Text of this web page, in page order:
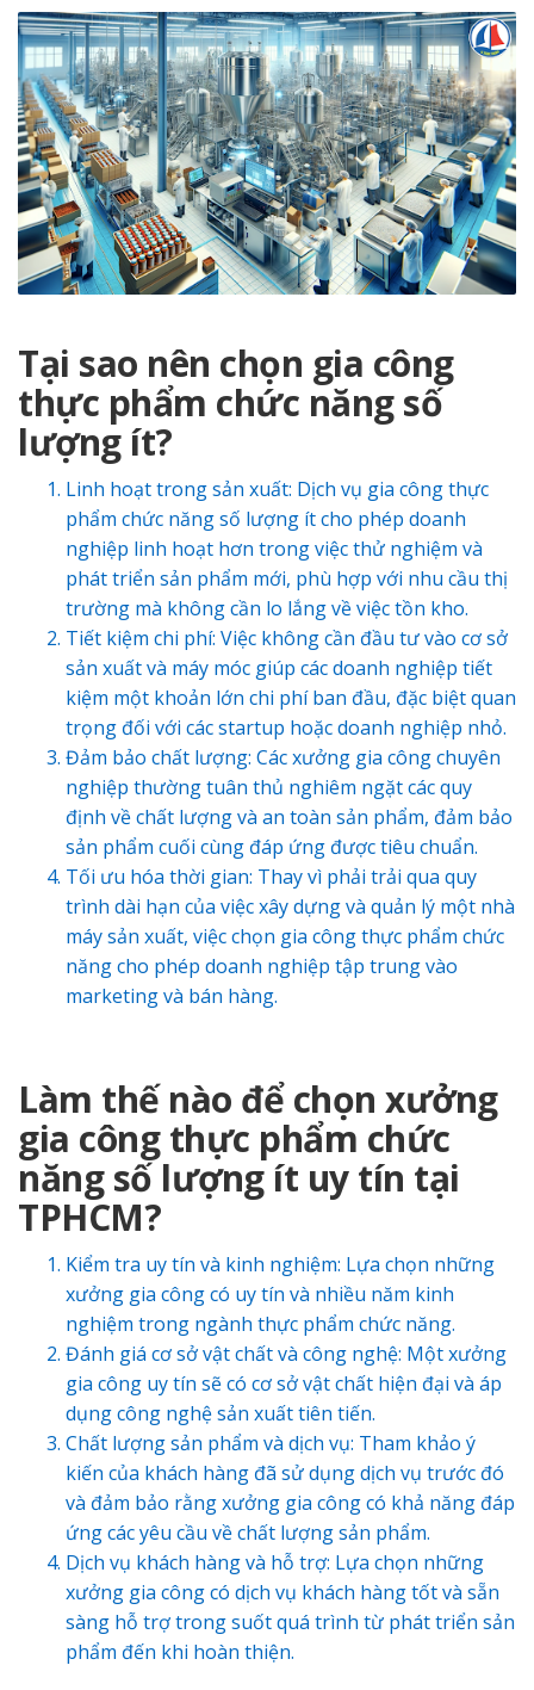
Tại sao nên chọn gia công
thực phẩm chức năng số
lượng ít?
Linh hoạt trong sản xuất: Dịch vụ gia công thực
phẩm chức năng số lượng ít cho phép doanh
nghiệp linh hoạt hơn trong việc thử nghiệm và
phát triển sản phẩm mới, phù hợp với nhu cầu thị
trường mà không cần lo lắng về việc tồn kho.
Tiết kiệm chi phí: Việc không cần đầu tư vào cơ sở
sản xuất và máy móc giúp các doanh nghiệp tiết
kiệm một khoản lớn chi phí ban đầu, đặc biệt quan
trọng đối với các startup hoặc doanh nghiệp nhỏ.
Đảm bảo chất lượng: Các xưởng gia công chuyên
nghiệp thường tuân thủ nghiêm ngặt các quy
định về chất lượng và an toàn sản phẩm, đảm bảo
sản phẩm cuối cùng đáp ứng được tiêu chuẩn.
Tối ưu hóa thời gian: Thay vì phải trải qua quy
trình dài hạn của việc xây dựng và quản lý một nhà
máy sản xuất, việc chọn gia công thực phẩm chức
năng cho phép doanh nghiệp tập trung vào
marketing và bán hàng.
Làm thế nào để chọn xưởng
gia công thực phẩm chức
năng số lượng ít uy tín tại
TPHCM?
Kiểm tra uy tín và kinh nghiệm: Lựa chọn những
xưởng gia công có uy tín và nhiều năm kinh
nghiệm trong ngành thực phẩm chức năng.
Đánh giá cơ sở vật chất và công nghệ: Một xưởng
gia công uy tín sẽ có cơ sở vật chất hiện đại và áp
dụng công nghệ sản xuất tiên tiến.
Chất lượng sản phẩm và dịch vụ: Tham khảo ý
kiến của khách hàng đã sử dụng dịch vụ trước đó
và đảm bảo rằng xưởng gia công có khả năng đáp
ứng các yêu cầu về chất lượng sản phẩm.
Dịch vụ khách hàng và hỗ trợ: Lựa chọn những
xưởng gia công có dịch vụ khách hàng tốt và sẵn
sàng hỗ trợ trong suốt quá trình từ phát triển sản
phẩm đến khi hoàn thiện.